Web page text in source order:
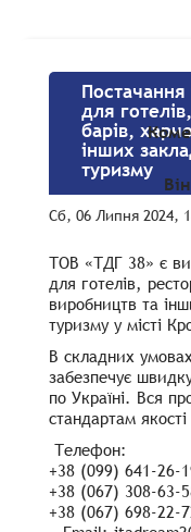
Постачання
для
барів,
інших
туризму
Сб, 06 Липня 2024,
ТОВ «ТДГ 38» є
для готелів,
виробництв та
туризму у місті
В складних
забезпечує
по Україні. Вся
стандартам
Телефон:
+38 (099) 641-26-
+38 (067) 308-63-
+38 (067) 698-22-